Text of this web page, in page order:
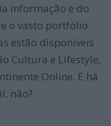
informação e do
o vasto portfólio
estão disponíveis
Cultura e Lifestyle,
Online. E há
não?